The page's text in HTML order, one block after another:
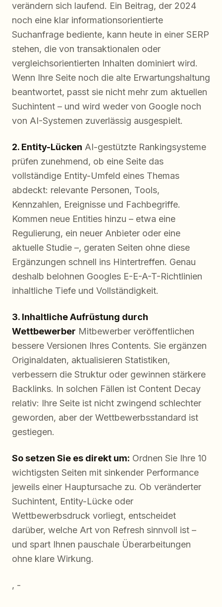
verändern sich laufend. Ein Beitrag, der 2024
noch eine klar informationsorientierte
Suchanfrage bediente, kann heute in einer SERP
stehen, die von transaktionalen oder
vergleichsorientierten Inhalten dominiert wird.
Wenn Ihre Seite noch die alte Erwartungshaltung
beantwortet, passt sie nicht mehr zum aktuellen
Suchintent – und wird weder von Google noch
von AI-Systemen zuverlässig ausgespielt.
2. Entity-Lücken AI-gestützte Rankingsysteme
prüfen zunehmend, ob eine Seite das
vollständige Entity-Umfeld eines Themas
abdeckt: relevante Personen, Tools,
Kennzahlen, Ereignisse und Fachbegriffe.
Kommen neue Entities hinzu – etwa eine
Regulierung, ein neuer Anbieter oder eine
aktuelle Studie –, geraten Seiten ohne diese
Ergänzungen schnell ins Hintertreffen. Genau
deshalb belohnen Googles E-E-A-T-Richtlinien
inhaltliche Tiefe und Vollständigkeit.
3. Inhaltliche Aufrüstung durch
Wettbewerber Mitbewerber veröffentlichen
bessere Versionen Ihres Contents. Sie ergänzen
Originaldaten, aktualisieren Statistiken,
verbessern die Struktur oder gewinnen stärkere
Backlinks. In solchen Fällen ist Content Decay
relativ: Ihre Seite ist nicht zwingend schlechter
geworden, aber der Wettbewerbsstandard ist
gestiegen.
So setzen Sie es direkt um: Ordnen Sie Ihre 10
wichtigsten Seiten mit sinkender Performance
jeweils einer Hauptursache zu. Ob veränderter
Suchintent, Entity-Lücke oder
Wettbewerbsdruck vorliegt, entscheidet
darüber, welche Art von Refresh sinnvoll ist –
und spart Ihnen pauschale Überarbeitungen
ohne klare Wirkung.
, -